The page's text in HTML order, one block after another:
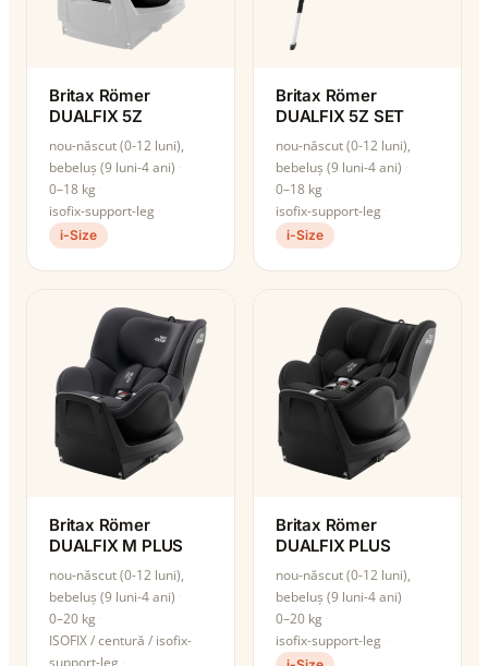
Britax Römer
DUALFIX 5Z
nou-născut (0-12 luni),
bebeluș (9 luni-4 ani)
0–18 kg
isofix-support-leg
i-Size
Britax Römer
DUALFIX 5Z SET
nou-născut (0-12 luni),
bebeluș (9 luni-4 ani)
0–18 kg
isofix-support-leg
i-Size
Britax Römer
DUALFIX M PLUS
nou-născut (0-12 luni),
bebeluș (9 luni-4 ani)
0–20 kg
ISOFIX / centură / isofix-
support-leg
Britax Römer
DUALFIX PLUS
nou-născut (0-12 luni),
bebeluș (9 luni-4 ani)
0–20 kg
isofix-support-leg